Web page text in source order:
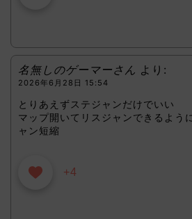
名無しのゲーマーさん より:
2026年6月28日 15:54
とりあえずステジャンだけでいい
マップ開いてリスジャンできるよう
ャン短縮
+4